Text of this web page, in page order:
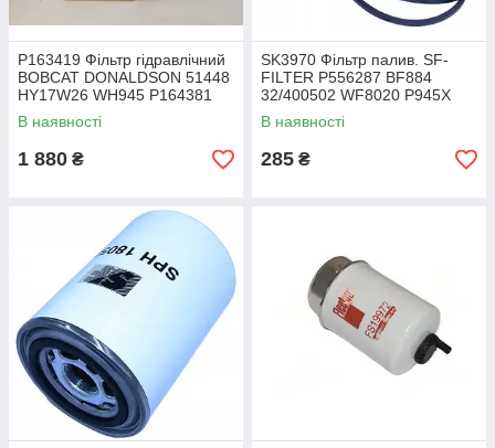
P163419 Фільтр гідравлічний
BOBCAT DONALDSON 51448
HY17W26 WH945 P164381
LFH4961 HF6564 SPH12507
В наявності
1 880 ₴
SK3970 Фільтр палив. SF-
FILTER P556287 BF884
32/400502 WF8020 P945X
33196E
В наявності
285 ₴